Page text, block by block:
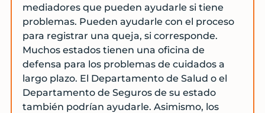
mediadores que pueden ayudarle si tiene
problemas. Pueden ayudarle con el proceso
para registrar una queja, si corresponde.
Muchos estados tienen una oficina de
defensa para los problemas de cuidados a
largo plazo. El Departamento de Salud o el
Departamento de Seguros de su estado
también podrían ayudarle. Asimismo, los